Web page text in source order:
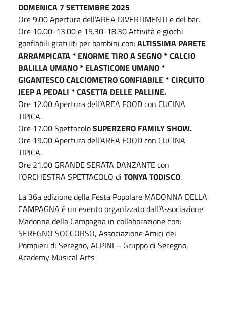
DOMENICA 7 SETTEMBRE 2025
Ore 9.00 Apertura dell’AREA DIVERTIMENTI e del bar.
Ore 10.00-13.00 e 15.30-18.30 Attività e giochi
gonfiabili gratuiti per bambini con:ALTISSIMA PARETE
ARRAMPICATA * ENORME TIRO A SEGNO * CALCIO
BALILLA UMANO * ELASTICONE UMANO *
GIGANTESCO CALCIOMETRO GONFIABILE * CIRCUITO
JEEP A PEDALI * CASETTA DELLE PALLINE.
Ore 12.00 Apertura dell’AREA FOOD con CUCINA
TIPICA.
Ore 17.00 SpettacoloSUPERZERO FAMILY SHOW.
Ore 19.00 Apertura dell’AREA FOOD con CUCINA
TIPICA.
Ore 21.00 GRANDE SERATA DANZANTE con
l’ORCHESTRA SPETTACOLO di TONYA TODISCO.
La 36a edizione della Festa Popolare MADONNA DELLA
CAMPAGNA è un evento organizzato dall’Associazione
Madonna della Campagna in collaborazione con:
SEREGNO SOCCORSO, Associazione Amici dei
Pompieri di Seregno, ALPINI – Gruppo di Seregno,
Academy Musical Arts